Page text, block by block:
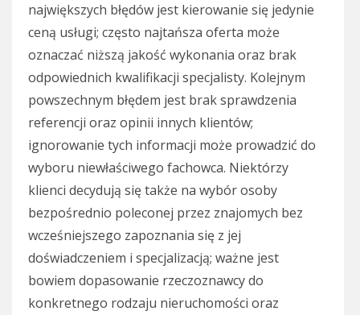
największych błędów jest kierowanie się jedynie
ceną usługi; często najtańsza oferta może
oznaczać niższą jakość wykonania oraz brak
odpowiednich kwalifikacji specjalisty. Kolejnym
powszechnym błędem jest brak sprawdzenia
referencji oraz opinii innych klientów;
ignorowanie tych informacji może prowadzić do
wyboru niewłaściwego fachowca. Niektórzy
klienci decydują się także na wybór osoby
bezpośrednio poleconej przez znajomych bez
wcześniejszego zapoznania się z jej
doświadczeniem i specjalizacją; ważne jest
bowiem dopasowanie rzeczoznawcy do
konkretnego rodzaju nieruchomości oraz